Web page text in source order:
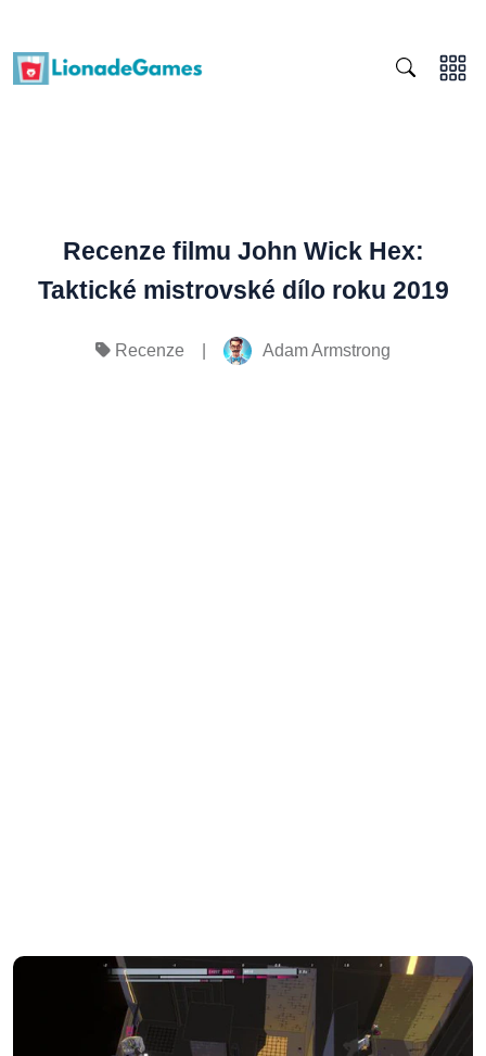
Recenze filmu John Wick Hex:
Taktické mistrovské dílo roku 2019
Recenze Adam Armstrong